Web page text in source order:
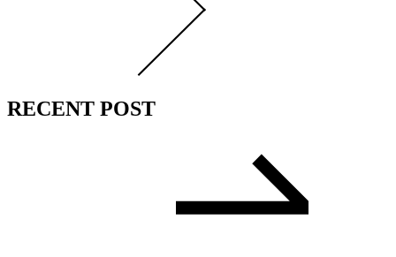
RECENT POST